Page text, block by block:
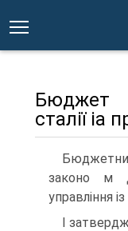
Бюджет
сталії іа
законо м
управління
І